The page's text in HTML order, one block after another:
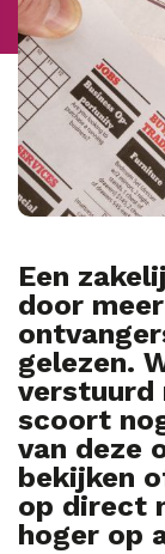
Een
door
gelezen.
verstuurd
scoort
van deze
bekijken
op direct
hoger op